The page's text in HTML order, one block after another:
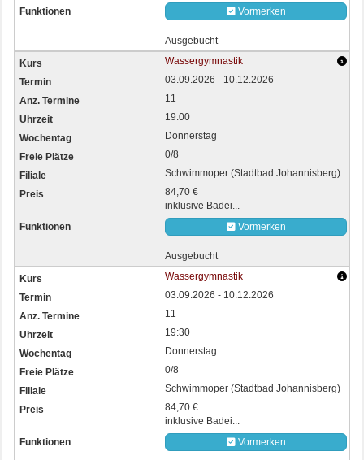
Vormerken
Ausgebucht
Wassergymnastik
03.09.2026 - 10.12.2026
11
19:00
Donnerstag
0/8
Schwimmoper (Stadtbad Johannisberg)
84,70 €
inklusive Badei...
Vormerken
Ausgebucht
Wassergymnastik
03.09.2026 - 10.12.2026
11
19:30
Donnerstag
0/8
Schwimmoper (Stadtbad Johannisberg)
84,70 €
inklusive Badei...
Vormerken